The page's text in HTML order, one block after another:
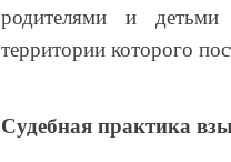
родителями и детьми
территории которого
Судебная практика